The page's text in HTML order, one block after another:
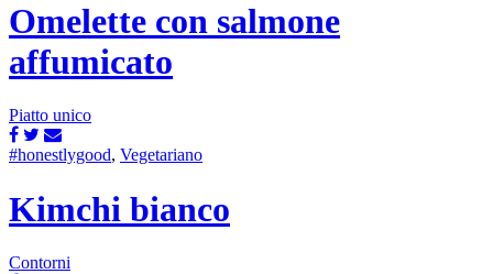
Omelette con salmone
affumicato
Piatto unico
#honestlygood, Vegetariano
Kimchi bianco
Contorni